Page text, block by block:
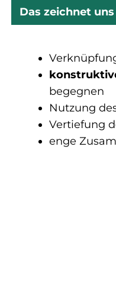
Das zeichnet uns
begegnen
Nutzung
Vertiefung
enge